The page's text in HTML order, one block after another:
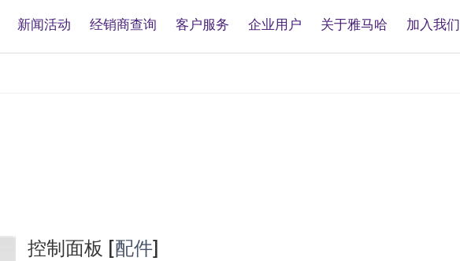
新闻活动 经销商查询 客户服务 企业用户 关于雅马哈 加入我们
控制面板 [配件]